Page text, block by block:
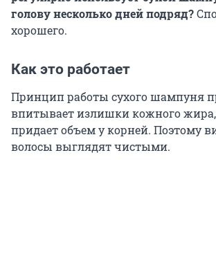
голову несколько дней подряд?
хорошего.
Как это работает
Принцип работы сухого шампуня
впитывает излишки кожного жира,
придает объем у корней. Поэтому
волосы выглядят чистыми.